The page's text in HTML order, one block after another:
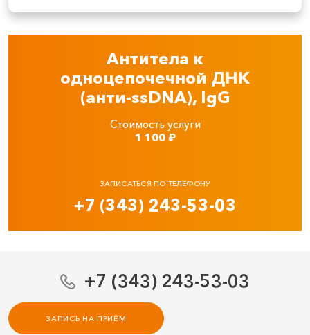
Антитела к
одноцепочечной ДНК
(анти-ssDNA), IgG
Стоимость услуги
1 100₽
ЗАПИСАТЬСЯ ПО ТЕЛЕФОНУ
+7 (343) 243-53-03
+7 (343) 243-53-03
ЗАПИСЬ НА ПРИЁМ